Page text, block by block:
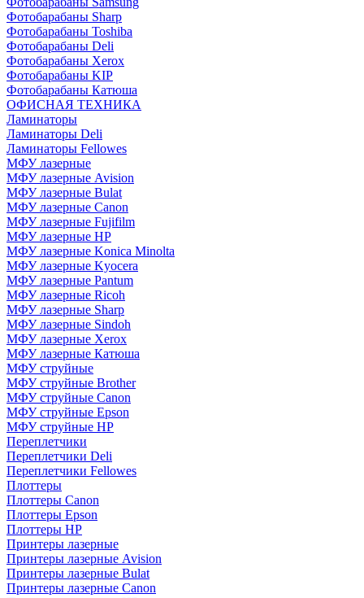
Фотобарабаны Sharp
Фотобарабаны Toshiba
Фотобарабаны Deli
Фотобарабаны Xerox
Фотобарабаны KIP
Фотобарабаны Катюша
ОФИСНАЯ ТЕХНИКА
Ламинаторы
Ламинаторы Deli
Ламинаторы Fellowes
МФУ лазерные
МФУ лазерные Avision
МФУ лазерные Bulat
МФУ лазерные Canon
МФУ лазерные Fujifilm
МФУ лазерные HP
МФУ лазерные Konica Minolta
МФУ лазерные Kyocera
МФУ лазерные Pantum
МФУ лазерные Ricoh
МФУ лазерные Sharp
МФУ лазерные Sindoh
МФУ лазерные Xerox
МФУ лазерные Катюша
МФУ струйные
МФУ струйные Brother
МФУ струйные Canon
МФУ струйные Epson
МФУ струйные HP
Переплетчики
Переплетчики Deli
Переплетчики Fellowes
Плоттеры
Плоттеры Canon
Плоттеры Epson
Плоттеры HP
Принтеры лазерные
Принтеры лазерные Avision
Принтеры лазерные Bulat
Принтеры лазерные Canon